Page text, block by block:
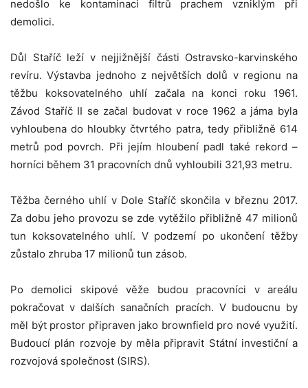
nedošlo ke kontaminaci filtrů prachem vzniklým při
demolici.
Důl Staříč leží v nejjižnější části Ostravsko-karvinského
revíru. Výstavba jednoho z největších dolů v regionu na
těžbu koksovatelného uhlí začala na konci roku 1961.
Závod Staříč II se začal budovat v roce 1962 a jáma byla
vyhloubena do hloubky čtvrtého patra, tedy přibližně 614
metrů pod povrch. Při jejím hloubení padl také rekord –
horníci během 31 pracovních dnů vyhloubili 321,93 metru.
Těžba černého uhlí v Dole Staříč skončila v březnu 2017.
Za dobu jeho provozu se zde vytěžilo přibližně 47 milionů
tun koksovatelného uhlí. V podzemí po ukončení těžby
zůstalo zhruba 17 milionů tun zásob.
Po demolici skipové věže budou pracovníci v areálu
pokračovat v dalších sanačních pracích. V budoucnu by
měl být prostor připraven jako brownfield pro nové využití.
Budoucí plán rozvoje by měla připravit Státní investiční a
rozvojová společnost (SIRS).